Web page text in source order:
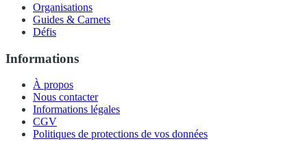
Organisations
Guides & Carnets
Défis
Informations
À propos
Nous contacter
Informations légales
CGV
Politiques de protections de vos données